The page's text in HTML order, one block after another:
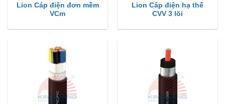
Lion Cáp điện đơn mềm
VCm
Lion Cáp điện hạ thế
CVV 3 lõi